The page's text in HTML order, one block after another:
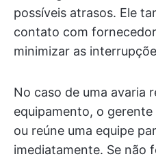
possíveis atrasos. Ele
contato com
minimizar as
No caso de uma avaria
equipamento, o
ou reúne uma equipe
imediatamente. Se não